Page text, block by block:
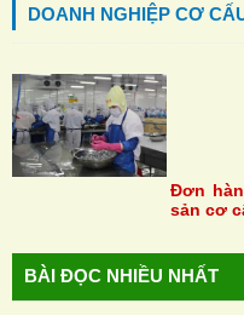
DOANH NGHIỆP CƠ
Đơn
sản cơ
BÀI ĐỌC NHIỀU NHẤT